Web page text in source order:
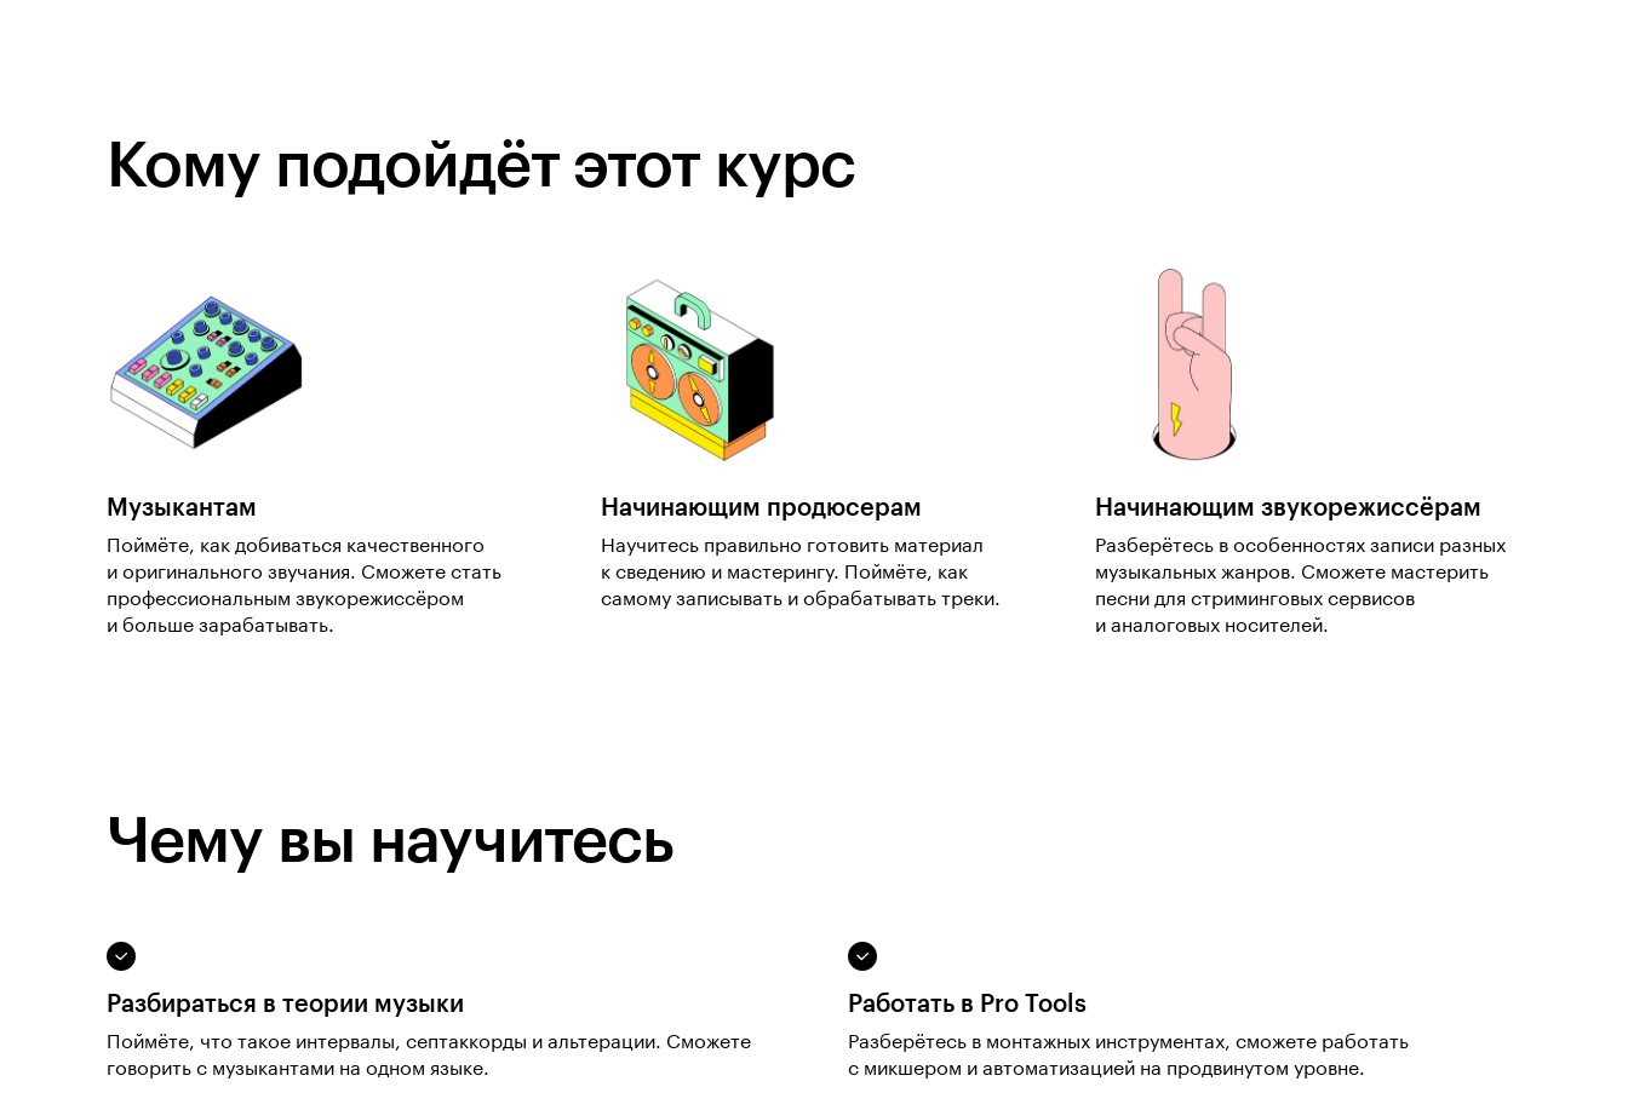
Кому подойдёт этот курс
Музыкантам
Поймёте, как добиваться качественного
и оригинального звучания. Сможете стать
профессиональным звукорежиссёром
и больше зарабатывать.
Начинающим продюсерам
Научитесь правильно готовить материал
к сведению и мастерингу. Поймёте, как
самому записывать и обрабатывать треки.
Начинающим звукорежиссёрам
Разберётесь в особенностях записи разных
музыкальных жанров. Сможете мастерить
песни для стриминговых сервисов
и аналоговых носителей.
Чему вы научитесь
Разбираться в теории музыки
Поймёте, что такое интервалы, септаккорды и альтерации. Сможете
говорить с музыкантами на одном языке.
Работать в Pro Tools
Разберётесь в монтажных инструментах, сможете работать
с микшером и автоматизацией на продвинутом уровне.